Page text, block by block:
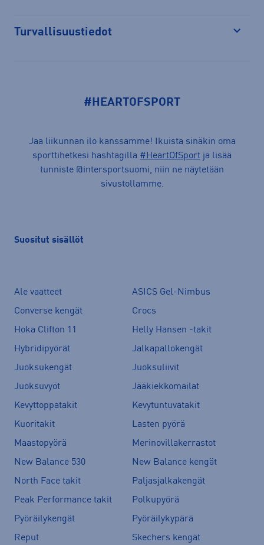
Turvallisuustiedot
#HEARTOFSPORT
Jaa liikunnan ilo kanssamme! Ikuista sinäkin oma
sporttihetkesi hashtagilla #HeartOfSport ja lisää
tunniste @intersportsuomi, niin ne näytetään
sivustollamme.
Suositut sisällöt
Ale vaatteet
ASICS Gel-Nimbus
Converse kengät
Crocs
Hoka Clifton 11
Helly Hansen -takit
Hybridipyörät
Jalkapallokengät
Juoksukengät
Juoksuliivit
Juoksuvyöt
Jääkiekkomailat
Kevyttoppatakit
Kevytuntuvatakit
Kuoritakit
Lasten pyörä
Maastopyörä
Merinovillakerrastot
New Balance 530
New Balance kengät
North Face takit
Paljasjalkakengät
Peak Performance takit
Polkupyörä
Pyöräilykengät
Pyöräilykypärä
Reput
Skechers kengät